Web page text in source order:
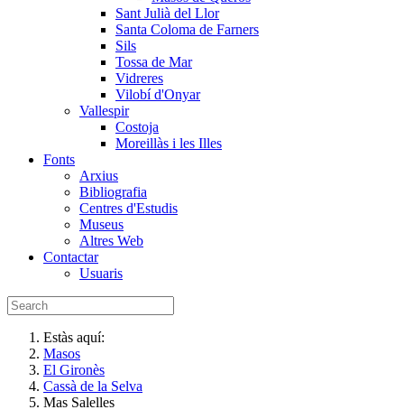
Sant Julià del Llor
Santa Coloma de Farners
Sils
Tossa de Mar
Vidreres
Vilobí d'Onyar
Vallespir
Costoja
Moreillàs i les Illes
Fonts
Arxius
Bibliografia
Centres d'Estudis
Museus
Altres Web
Contactar
Usuaris
Estàs aquí:
Masos
El Gironès
Cassà de la Selva
Mas Salelles